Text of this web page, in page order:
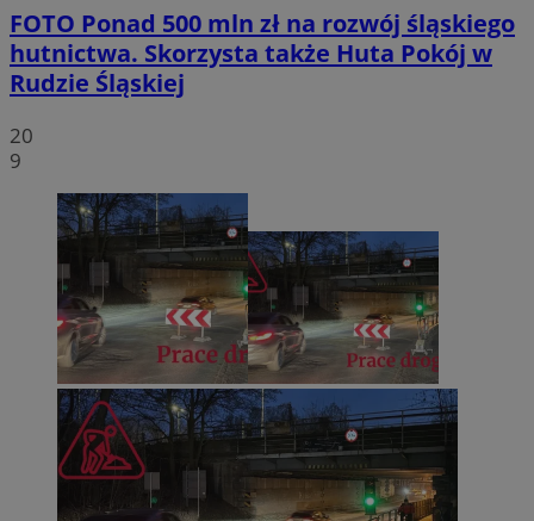
FOTO Ponad 500 mln zł na rozwój śląskiego
hutnictwa. Skorzysta także Huta Pokój w
Rudzie Śląskiej
20
9